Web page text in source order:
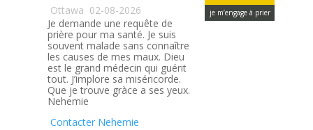
je m’engage à prier
Ottawa 02-08-2026
Je demande une requête de
prière pour ma santé. Je suis
souvent malade sans connaître
les causes de mes maux. Dieu
est le grand médecin qui guérit
tout. J’implore sa miséricorde.
Que je trouve gràce a ses yeux.
Nehemie
Contacter Nehemie